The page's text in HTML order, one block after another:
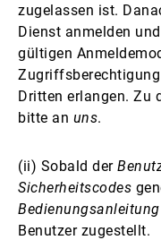
zugelassen ist.
Dienst anmelden
gültigen
Dritten erlangen. Zu
bitte an uns.
(ii) Sobald der
Sicherheitscodes
Bedienungsanleitung
Benutzer zugestellt.